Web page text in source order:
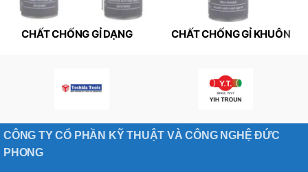
CHẤT CHỐNG GỈ DẠNG
CHẤT CHỐNG GỈ KHUÔN
CÔNG TY CỔ PHẦN KỸ THUẬT VÀ CÔNG NGHỆ ĐỨC
PHONG